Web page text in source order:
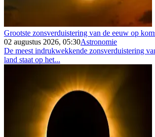
Grootste zonsverduistering van de eeuw op
02 augustus 2026, 05:30Astronomie
De meest indrukwekkende zonsverduistering
land staat op het...